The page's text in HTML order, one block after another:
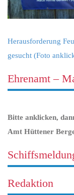
Herausforderung
gesucht (Foto
Ehrenamt –
Bitte anklicken,
Amt Hüttener
Redaktion